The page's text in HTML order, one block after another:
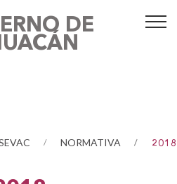
DE
NORMATIVA 2018